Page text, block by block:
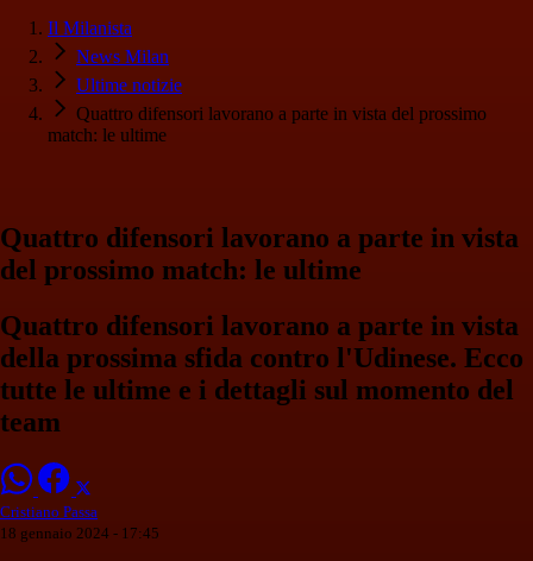
Il Milanista
News Milan
Ultime notizie
Quattro difensori lavorano a parte in vista del prossimo
match: le ultime
Quattro difensori lavorano a parte in vista
del prossimo match: le ultime
Quattro difensori lavorano a parte in vista
della prossima sfida contro l'Udinese. Ecco
tutte le ultime e i dettagli sul momento del
team
Cristiano Passa
18 gennaio 2024 - 17:45